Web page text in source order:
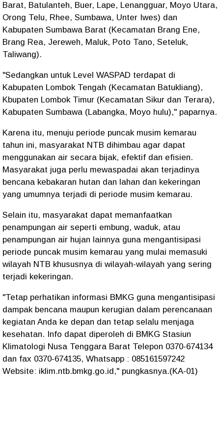
Barat, Batulanteh, Buer, Lape, Lenangguar, Moyo Utara,
Orong Telu, Rhee, Sumbawa, Unter Iwes) dan
Kabupaten Sumbawa Barat (Kecamatan Brang Ene,
Brang Rea, Jereweh, Maluk, Poto Tano, Seteluk,
Taliwang).
"Sedangkan untuk Level WASPAD terdapat di
Kabupaten Lombok Tengah (Kecamatan Batukliang),
Kbupaten Lombok Timur (Kecamatan Sikur dan Terara),
Kabupaten Sumbawa (Labangka, Moyo hulu)," paparnya.
Karena itu, menuju periode puncak musim kemarau
tahun ini, masyarakat NTB dihimbau agar dapat
menggunakan air secara bijak, efektif dan efisien.
Masyarakat juga perlu mewaspadai akan terjadinya
bencana kebakaran hutan dan lahan dan kekeringan
yang umumnya terjadi di periode musim kemarau.
Selain itu, masyarakat dapat memanfaatkan
penampungan air seperti embung, waduk, atau
penampungan air hujan lainnya guna mengantisipasi
periode puncak musim kemarau yang mulai memasuki
wilayah NTB khususnya di wilayah-wilayah yang sering
terjadi kekeringan.
"Tetap perhatikan informasi BMKG guna mengantisipasi
dampak bencana maupun kerugian dalam perencanaan
kegiatan Anda ke depan dan tetap selalu menjaga
kesehatan. Info dapat diperoleh di BMKG Stasiun
Klimatologi Nusa Tenggara Barat Telepon 0370-674134
dan fax 0370-674135, Whatsapp : 085161597242
Website: iklim.ntb.bmkg.go.id," pungkasnya.(KA-01)